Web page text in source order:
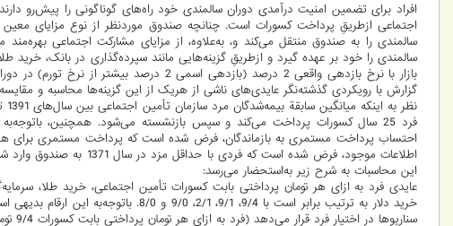
افراد برای تضمین امنیت درآمدی دوران سالمندی خود راه‌های گوناگونی را پیش‌رو
اجتماعی ازطریقِ پرداخت کسورات است. چنانچه صندوق موردنظر از نوع مزایای
سالمندی را به صندوق منتقل می‌کند و، به‌علاوه، از مزایای مشارکت اجتماعی
سالمندی را خود بر عهده گیرد و ازطریقِ گزینه‌هایی مانند سپرده‌گذاری در بانک، خرید
بازار با نرخ بازدهی واقعی 2 درصد (بازدهی
گزارش با رویکردی گذشته‌نگر عایدی‌های ناشی از هریک از این گزینه‌ها محاسبه و
این محاسبات به شرح زیر به‌استحضار می‌رسد:
خرید دلار به ترتیب برابر است با 9/4، 9/1،
سناریوها در اختیار فرد قرار می‌دهد (فرد به ازای هر تومان پرداختی بابت کسورات 9/4 تومان در آینده دریافتی خواهد داشت).